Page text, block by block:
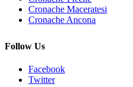
Cronache Maceratesi
Cronache Ancona
Follow Us
Facebook
Twitter